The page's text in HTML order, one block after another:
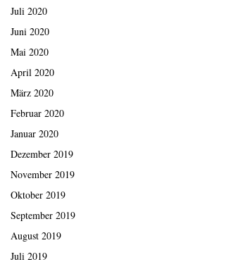
Juli 2020
Juni 2020
Mai 2020
April 2020
März 2020
Februar 2020
Januar 2020
Dezember 2019
November 2019
Oktober 2019
September 2019
August 2019
Juli 2019